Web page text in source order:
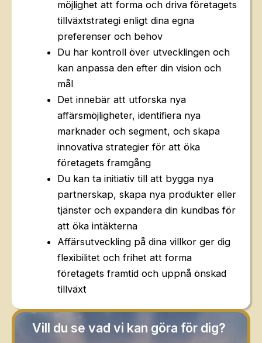
möjlighet att forma och driva företagets
tillväxtstrategi enligt dina egna
preferenser och behov
Du har kontroll över utvecklingen och
kan anpassa den efter din vision och
mål
Det innebär att utforska nya
affärsmöjligheter, identifiera nya
marknader och segment, och skapa
innovativa strategier för att öka
företagets framgång
Du kan ta initiativ till att bygga nya
partnerskap, skapa nya produkter eller
tjänster och expandera din kundbas för
att öka intäkterna
Affärsutveckling på dina villkor ger dig
flexibilitet och frihet att forma
företagets framtid och uppnå önskad
tillväxt
Vill du se vad vi kan göra för dig?